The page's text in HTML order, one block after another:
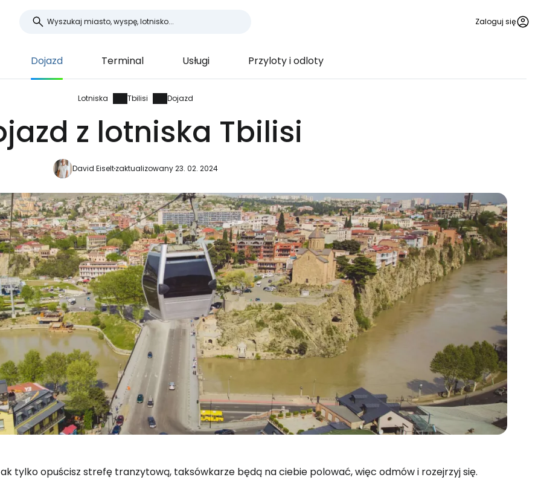
Zaloguj się
Dojazd Terminal Usługi Przyloty i odloty
Lotniska Tbilisi Dojazd
z lotniska Tbilisi
David Eiseltzaktualizowany 23. 02. 2024
tylko opuścisz strefę tranzytową, taksówkarze będą na ciebie polować, więc odmów i rozejrzyj się.